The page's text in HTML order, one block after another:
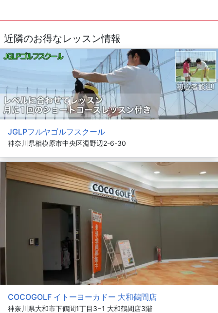
近隣のお得なレッスン情報
JGLPフルヤゴルフスクール
神奈川県相模原市中央区淵野辺2-6-30
COCOGOLF イトーヨーカドー 大和鶴間店
神奈川県大和市下鶴間1丁目3−1 大和鶴間店3階